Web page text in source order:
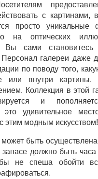
с картинами,
просто уникальные
на оптических
Вы сами
Персонал галереи даже
по поводу того,
или внутри картины,
Коллекция в этой
и
это удивительное
этим модным искусством!
может быть
должно быть часа
не спеша обойти